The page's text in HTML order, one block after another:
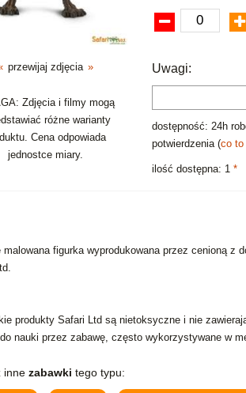
przewijaj zdjęcia »
Zdjęcia i filmy mogą
różne warianty
Cena odpowiada
jednostce miary.
Uwagi:
dostępność: 24h
potwierdzenia (co to
ilość dostępna: 1 *
malowana figurka wyprodukowana przez cenioną z
produkty Safari Ltd są nietoksyczne i nie
do nauki przez zabawę, często wykorzystywane w
inne zabawki tego typu: